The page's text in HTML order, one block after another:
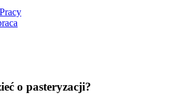
o pasteryzacji?